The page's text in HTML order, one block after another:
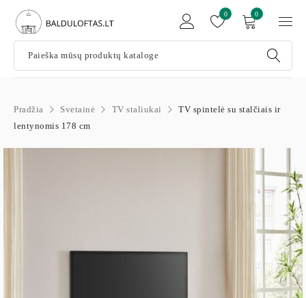
0
0
Pradžia Svetainė TV staliukai
TV spintelė su stalčiais ir
lentynomis 178 cm